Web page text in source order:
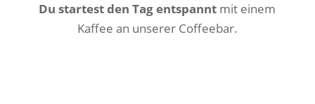
Du startest den Tag entspannt mit einem
Kaffee an unserer Coffeebar.